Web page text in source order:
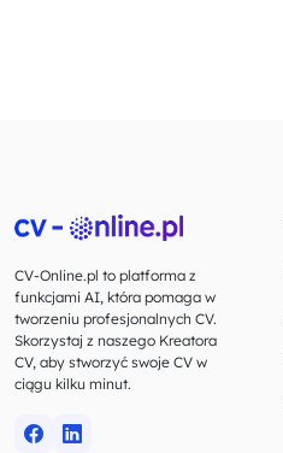
CV-Online.pl to platforma z
funkcjami AI, która pomaga w
tworzeniu profesjonalnych CV.
Skorzystaj z naszego Kreatora
CV, aby stworzyć swoje CV w
ciągu kilku minut.